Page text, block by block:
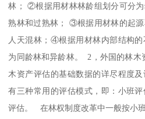
林； ②根据用材林林龄组划分可分
熟林和过熟林； ③根据用材林的起
人天混林；④根据用材林内部结构
为同龄林和异龄林。 2，外国的林
木资产评估的基础数据的详尽程度
有三种常用的评估模式，即：小班
评估。 在林权制度改革中一般按小